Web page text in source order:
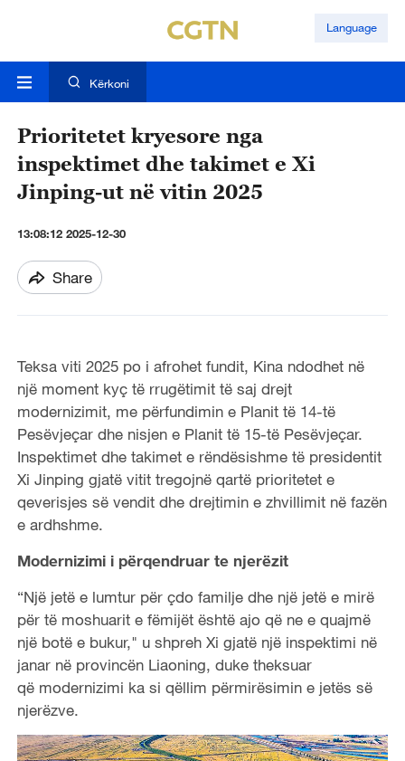
Language
Kërkoni
Prioritetet kryesore nga
inspektimet dhe takimet e Xi
Jinping-ut në vitin 2025
13:08:12 2025-12-30
Share
Teksa viti 2025 po i afrohet fundit, Kina ndodhet në
një moment kyç të rrugëtimit të saj drejt
modernizimit, me përfundimin e Planit të 14-të
Pesëvjeçar dhe nisjen e Planit të 15-të Pesëvjeçar.
Inspektimet dhe takimet e rëndësishme të presidentit
Xi Jinping gjatë vitit tregojnë qartë prioritetet e
qeverisjes së vendit dhe drejtimin e zhvillimit në fazën
e ardhshme.
Modernizimi i përqendruar te njerëzit
“Një jetë e lumtur për çdo familje dhe një jetë e mirë
për të moshuarit e fëmijët është ajo që ne e quajmë
një botë e bukur," u shpreh Xi gjatë një inspektimi në
janar në provincën Liaoning, duke theksuar
që modernizimi ka si qëllim përmirësimin e jetës së
njerëzve.